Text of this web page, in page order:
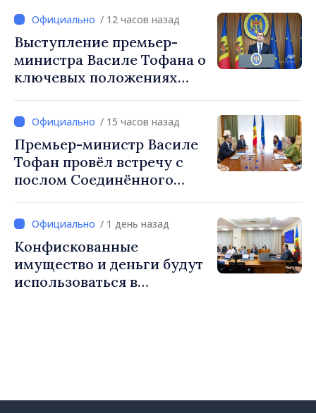
снижение налоговой
нагрузки на труд,
стимулирование
инвестиций и более
справедливое
/ 12 часов назад
Выступление премьер-
министра Василе Тофана о
ключевых положениях
2027 год
/ 15 часов назад
Премьер-министр Василе
Тофан провёл встречу с
послом Соединённого
Великобритании и
Северной Ирландии Ферн
Хорин
/ 1 день назад
Конфискованные
имущество и деньги будут
использоваться в